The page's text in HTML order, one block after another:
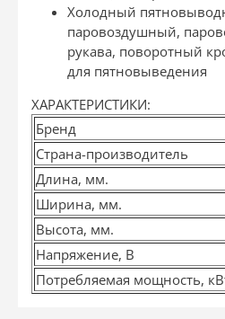
Холодный
паровоздушный,
рукава, поворотный
для пятновыведения
ХАРАКТЕРИСТИКИ:
Бренд
Страна-производитель
Длина, мм.
Ширина, мм.
Высота, мм.
Напряжение, В
Потребляемая мощность,